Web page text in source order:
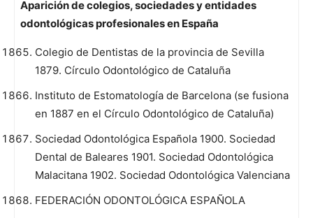
Aparición de colegios, sociedades y entidades
odontológicas profesionales en España
Colegio de Dentistas de la provincia de Sevilla
1879. Círculo Odontológico de Cataluña
Instituto de Estomatología de Barcelona (se fusiona
en 1887 en el Círculo Odontológico de Cataluña)
Sociedad Odontológica Española 1900. Sociedad
Dental de Baleares 1901. Sociedad Odontológica
Malacitana 1902. Sociedad Odontológica Valenciana
FEDERACIÓN ODONTOLÓGICA ESPAÑOLA